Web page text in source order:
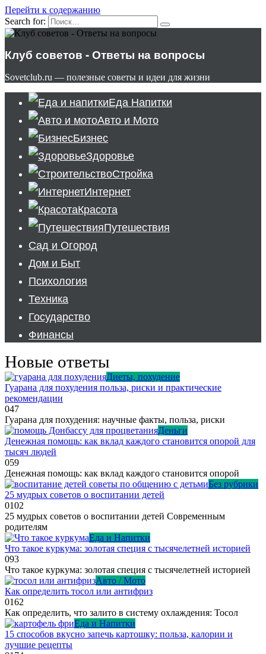
Перейти к содержанию
Search for:
Клуб советов - Ответы на вопросы
Sovetclub.ru — полезные советы и идеи для жизни
Еда Напитки
Авто и Мото
Бизнес
Здоровье
Стройка
Интернет
Красота
Путешествия
Сад и Огород
Дом и Быт
Психология
Техника
Государство
Финансы
Новые ответы
Диеты, похудение
Гуарана для похудения польза, риски и практические
рекомендации
047
Гуарана для похудения: научные факты, польза, риски
Деньги
Денежная помощь: как вклад каждого становится опорой для
тысяч людей
059
Денежная помощь: как вклад каждого становится опорой
Без рубрики
25 мудрых советов о воспитании детей
0102
25 мудрых советов о воспитании детей Современным
родителям
Еда и Напитки
Что такое куркума: золотая специя с тысячелетней историей
093
Что такое куркума: золотая специя с тысячелетней историей
Авто / Мото
Как определить тосол или антифриз
0162
Как определить, что залито в систему охлаждения: Тосол
Еда и Напитки
15 способов вкусно запечь картошку: польза, калории и
лучшие рецепты